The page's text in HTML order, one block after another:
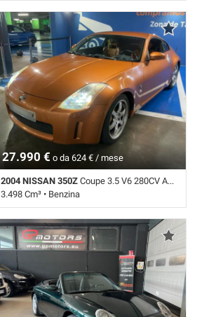
70.486 Km • Cambio Automatico (6) • Nero
metallizzato • 2 Porte • ABS • Airbag • Airbag
laterali • Airbag Passeggero • Alzacristalli
elettrici • Autoradio • Boardcomputer • Cerchi
in lega • Chiusura centralizzata •
Climatizzatore • Controllo trazione • Cruise
Control • ESP • Fendinebbia •
Immobilizzatore elettronico • Interni in pelle •
Servosterzo • Specchietti laterali elettrici
27.990 € o da 624 € / mese
2004 NISSAN 350Z Coupe 3.5 V6 280CV ASI ! 1PROPRIETARIO !
3.498 Cm³ • Benzina
95.055 Km • Cambio Manuale (6) • Orange
metallizzato • 3 Porte • ABS • Airbag • Airbag
laterali • Airbag Passeggero • Airbag testa •
Alzacristalli elettrici • Antifurto • Autoradio •
Cerchi in lega • Chiusura centralizzata •
Climatizzatore • Controllo trazione • Cruise
Control • ESP • Fari Xenon • Fendinebbia •
Immobilizzatore elettronico • Interni in pelle •